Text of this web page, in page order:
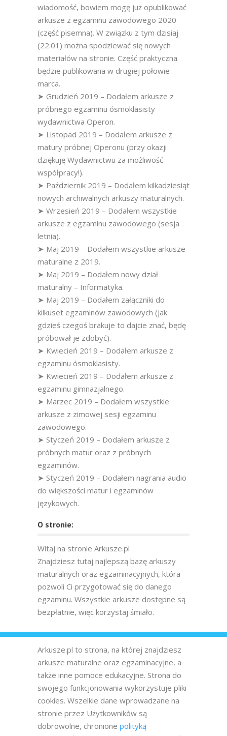
wiadomość, bowiem mogę już opublikować
arkusze z egzaminu zawodowego 2020
(część pisemna). W związku z tym dzisiaj
(22.01) można spodziewać się nowych
materiałów na stronie. Część praktyczna
będzie publikowana w drugiej połowie
marca.
➤ Grudzień 2019 – Dodałem arkusze z
próbnego egzaminu ósmoklasisty
wydawnictwa Operon.
➤ Listopad 2019 – Dodałem arkusze z
matury próbnej Operonu (przy okazji
dziękuję Wydawnictwu za możliwość
współpracy!).
➤ Październik 2019 – Dodałem kilkadziesiąt
nowych archiwalnych arkuszy maturalnych.
➤ Wrzesień 2019 – Dodałem wszystkie
arkusze z egzaminu zawodowego (sesja
letnia).
➤ Maj 2019 – Dodałem wszystkie arkusze
maturalne z 2019.
➤ Maj 2019 – Dodałem nowy dział
maturalny – Informatyka.
➤ Maj 2019 – Dodałem załączniki do
kilkuset egzaminów zawodowych (jak
gdzieś czegoś brakuje to dajcie znać, będę
próbował je zdobyć).
➤ Kwiecień 2019 – Dodałem arkusze z
egzaminu ósmoklasisty.
➤ Kwiecień 2019 – Dodałem arkusze z
egzaminu gimnazjalnego.
➤ Marzec 2019 – Dodałem wszystkie
arkusze z zimowej sesji egzaminu
zawodowego.
➤ Styczeń 2019 – Dodałem arkusze z
próbnych matur oraz z próbnych
egzaminów.
➤ Styczeń 2019 – Dodałem nagrania audio
do większości matur i egzaminów
językowych.
O stronie:
Witaj na stronie Arkusze.pl
Znajdziesz tutaj najlepszą bazę arkuszy
maturalnych oraz egzaminacyjnych, która
pozwoli Ci przygotować się do danego
egzaminu. Wszystkie arkusze dostępne są
bezpłatnie, więc korzystaj śmiało.
Arkusze.pl to strona, na której znajdziesz
arkusze maturalne oraz egzaminacyjne, a
także inne pomoce edukacyjne. Strona do
swojego funkcjonowania wykorzystuje pliki
cookies. Wszelkie dane wprowadzane na
stronie przez Użytkowników są
dobrowolne, chronione polityką